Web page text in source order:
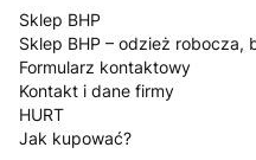
Sklep BHP
Sklep BHP – odzież robocza,
Formularz kontaktowy
Kontakt i dane firmy
HURT
Jak kupować?